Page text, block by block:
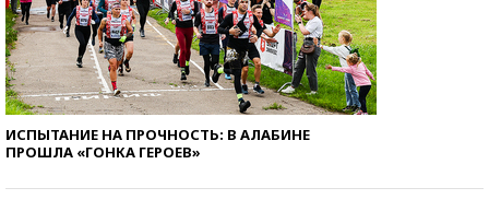
ИСПЫТАНИЕ НА ПРОЧНОСТЬ: В АЛАБИНЕ
ПРОШЛА «ГОНКА ГЕРОЕВ»